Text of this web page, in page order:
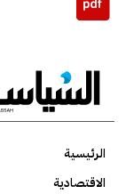
الرئيسية
الاقتصادية